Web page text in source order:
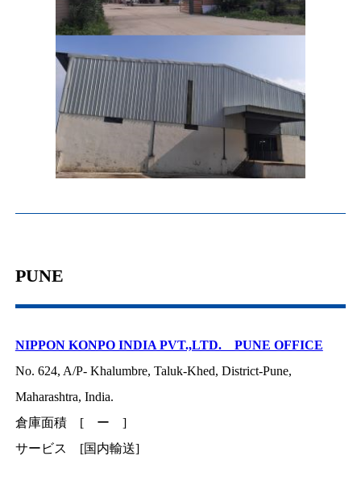
PUNE
NIPPON KONPO INDIA PVT.,LTD. PUNE OFFICE
No. 624, A/P- Khalumbre, Taluk-Khed, District-Pune,
Maharashtra, India.
倉庫面積 [ ー ]
サービス [国内輸送]